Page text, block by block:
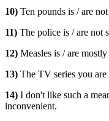
10) Ten pounds is / are
11) The police is / are not
12) Measles is / are
13) The TV series you
14) I don't like such a
inconvenient.